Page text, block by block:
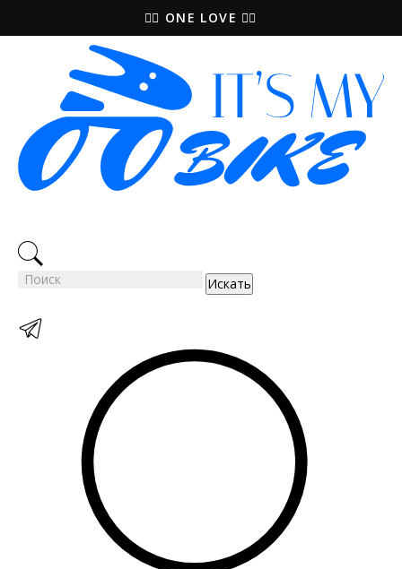
🚵‍♀️ ONE LOVE 🚴‍♀️
Искать